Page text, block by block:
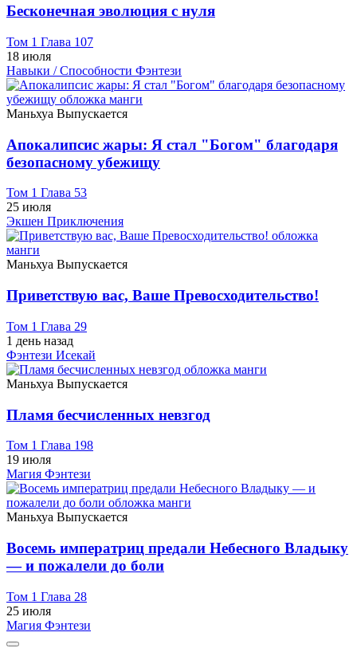
Бесконечная эволюция с нуля
Том 1 Глава 107
18 июля
Навыки / Способности Фэнтези
Маньхуа Выпускается
Апокалипсис жары: Я стал "Богом" благодаря
безопасному убежищу
Том 1 Глава 53
25 июля
Экшен Приключения
Маньхуа Выпускается
Приветствую вас, Ваше Превосходительство!
Том 1 Глава 29
1 день назад
Фэнтези Исекай
Маньхуа Выпускается
Пламя бесчисленных невзгод
Том 1 Глава 198
19 июля
Магия Фэнтези
Маньхуа Выпускается
Восемь императриц предали Небесного Владыку
— и пожалели до боли
Том 1 Глава 28
25 июля
Магия Фэнтези